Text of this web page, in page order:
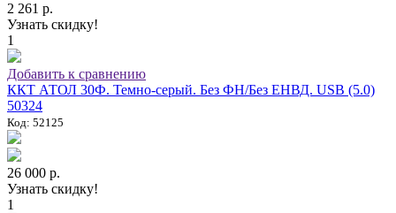
2 261 р.
Узнать скидку!
1
Добавить к сравнению
ККТ АТОЛ 30Ф. Темно-серый. Без ФН/Без ЕНВД. USB (5.0)
50324
Код: 52125
26 000 р.
Узнать скидку!
1